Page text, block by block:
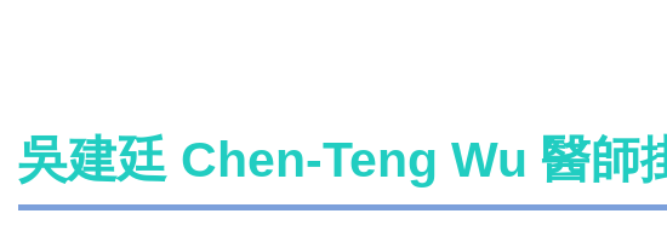
吳建廷 Chen-Teng Wu 醫師